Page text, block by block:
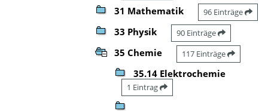
31 Mathematik 96 Einträge
33 Physik 90 Einträge
35 Chemie 117 Einträge
35.14 Elektrochemie
1 Eintrag